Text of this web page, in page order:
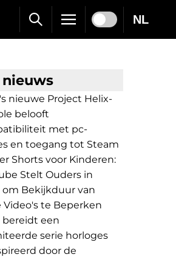
NL
nieuwe Project Helix-
belooft
met pc-
en toegang tot Steam
Shorts voor Kinderen:
Stelt Ouders in
om Bekijkduur van
Video's te Beperken
bereidt een
serie horloges
door de